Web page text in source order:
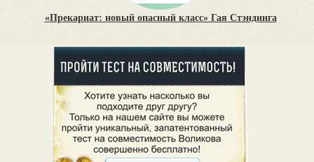
«Прекариат: новый опасный класс» Гая Стэндинга